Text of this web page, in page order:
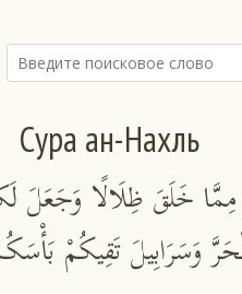
Сура ан-Нахль
خَلَقَ ظِلَالًا وَجَعَلَ
وَسَرَابِيلَ تَقِيكُمْ